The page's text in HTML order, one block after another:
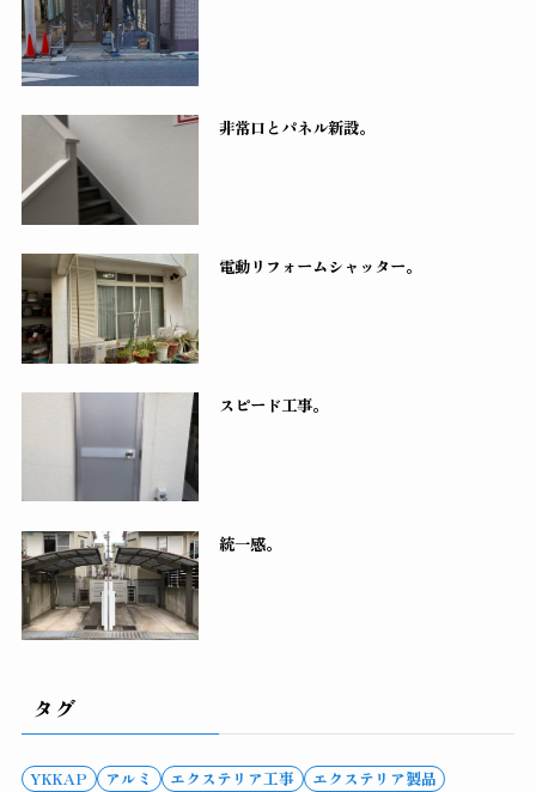
非常口とパネル新設。
電動リフォームシャッター。
スピード工事。
統一感。
タグ
YKKAP アルミ エクステリア工事
エクステリア製品